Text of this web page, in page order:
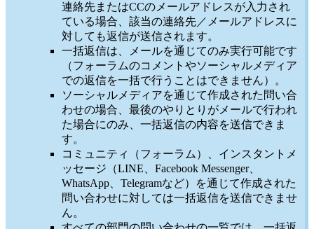
連絡先またはCCのメールアドレスが入力され
ている場合、該当の連絡先／メールアドレスに
対しても返信が送信されます。
一括返信は、メールを通じてのみ実行可能です
（フォーラムのコメントやソーシャルメディア
での返信を一括で行うことはできません）。
ソーシャルメディアを通じて作成された問い合
わせの場合、最後のやりとりがメールで行われ
た場合にのみ、一括返信の内容を送信できま
す。
コミュニティ（フォーラム）、インスタントメ
ッセージ（LINE、Facebook Messenger、
WhatsApp、Telegramなど）を通じて作成された
問い合わせに対しては一括返信を送信できませ
ん。